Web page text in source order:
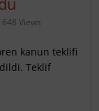
648 Views
kanun teklifi
Teklif